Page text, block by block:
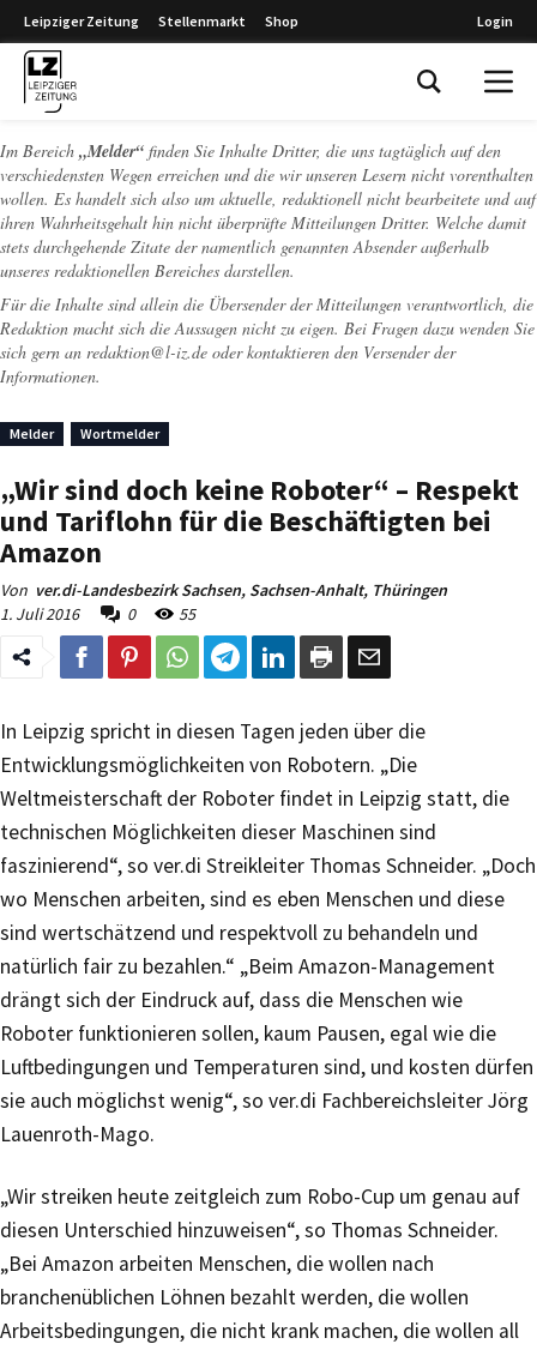
Leipziger Zeitung Stellenmarkt Shop Login
Im Bereich „Melder“ finden Sie Inhalte Dritter, die uns tagtäglich auf den
verschiedensten Wegen erreichen und die wir unseren Lesern nicht vorenthalten
wollen. Es handelt sich also um aktuelle, redaktionell nicht bearbeitete und auf
ihren Wahrheitsgehalt hin nicht überprüfte Mitteilungen Dritter. Welche damit
stets durchgehende Zitate der namentlich genannten Absender außerhalb
unseres redaktionellen Bereiches darstellen.
Für die Inhalte sind allein die Übersender der Mitteilungen verantwortlich, die
Redaktion macht sich die Aussagen nicht zu eigen. Bei Fragen dazu wenden Sie
sich gern an redaktion@l-iz.de oder kontaktieren den Versender der
Informationen.
Melder Wortmelder
„Wir sind doch keine Roboter“ – Respekt
und Tariflohn für die Beschäftigten bei
Amazon
Von ver.di-Landesbezirk Sachsen, Sachsen-Anhalt, Thüringen
1. Juli 2016
0 55
In Leipzig spricht in diesen Tagen jeden über die
Entwicklungsmöglichkeiten von Robotern. „Die
Weltmeisterschaft der Roboter findet in Leipzig statt, die
technischen Möglichkeiten dieser Maschinen sind
faszinierend“, so ver.di Streikleiter Thomas Schneider. „Doch
wo Menschen arbeiten, sind es eben Menschen und diese
sind wertschätzend und respektvoll zu behandeln und
natürlich fair zu bezahlen.“ „Beim Amazon-Management
drängt sich der Eindruck auf, dass die Menschen wie
Roboter funktionieren sollen, kaum Pausen, egal wie die
Luftbedingungen und Temperaturen sind, und kosten dürfen
sie auch möglichst wenig“, so ver.di Fachbereichsleiter Jörg
Lauenroth-Mago.
„Wir streiken heute zeitgleich zum Robo-Cup um genau auf
diesen Unterschied hinzuweisen“, so Thomas Schneider.
„Bei Amazon arbeiten Menschen, die wollen nach
branchenüblichen Löhnen bezahlt werden, die wollen
Arbeitsbedingungen, die nicht krank machen, die wollen all